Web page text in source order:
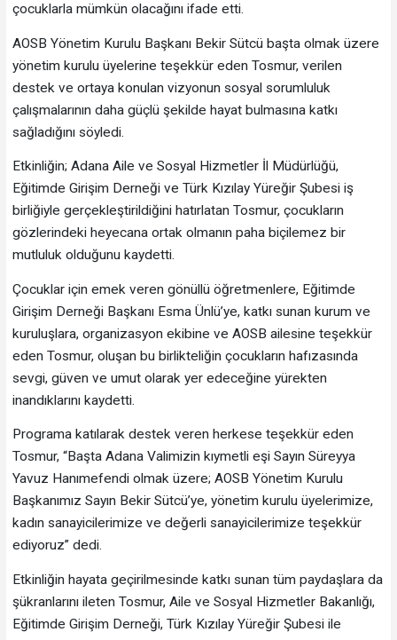
çocuklarla mümkün olacağını ifade etti.
AOSB Yönetim Kurulu Başkanı Bekir Sütcü başta olmak üzere
yönetim kurulu üyelerine teşekkür eden Tosmur, verilen
destek ve ortaya konulan vizyonun sosyal sorumluluk
çalışmalarının daha güçlü şekilde hayat bulmasına katkı
sağladığını söyledi.
Etkinliğin; Adana Aile ve Sosyal Hizmetler İl Müdürlüğü,
Eğitimde Girişim Derneği ve Türk Kızılay Yüreğir Şubesi iş
birliğiyle gerçekleştirildiğini hatırlatan Tosmur, çocukların
gözlerindeki heyecana ortak olmanın paha biçilemez bir
mutluluk olduğunu kaydetti.
Çocuklar için emek veren gönüllü öğretmenlere, Eğitimde
Girişim Derneği Başkanı Esma Ünlü’ye, katkı sunan kurum ve
kuruluşlara, organizasyon ekibine ve AOSB ailesine teşekkür
eden Tosmur, oluşan bu birlikteliğin çocukların hafızasında
sevgi, güven ve umut olarak yer edeceğine yürekten
inandıklarını kaydetti.
Programa katılarak destek veren herkese teşekkür eden
Tosmur, “Başta Adana Valimizin kıymetli eşi Sayın Süreyya
Yavuz Hanımefendi olmak üzere; AOSB Yönetim Kurulu
Başkanımız Sayın Bekir Sütcü’ye, yönetim kurulu üyelerimize,
kadın sanayicilerimize ve değerli sanayicilerimize teşekkür
ediyoruz” dedi.
Etkinliğin hayata geçirilmesinde katkı sunan tüm paydaşlara da
şükranlarını ileten Tosmur, Aile ve Sosyal Hizmetler Bakanlığı,
Eğitimde Girişim Derneği, Türk Kızılay Yüreğir Şubesi ile